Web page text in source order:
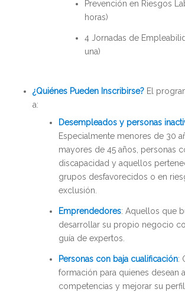
Prevención en Riesgos
horas)
4 Jornadas de
una)
¿Quiénes Pueden Inscribirse?El
a:
Desempleados y personas
Especialmente menores de 30
mayores de 45 años, personas
discapacidad y aquellos
grupos desfavorecidos o en
exclusión.
Emprendedores: Aquellos que
desarrollar su propio negocio
guía de expertos.
Personas con baja cualificación:
formación para quienes desean
competencias y mejorar su